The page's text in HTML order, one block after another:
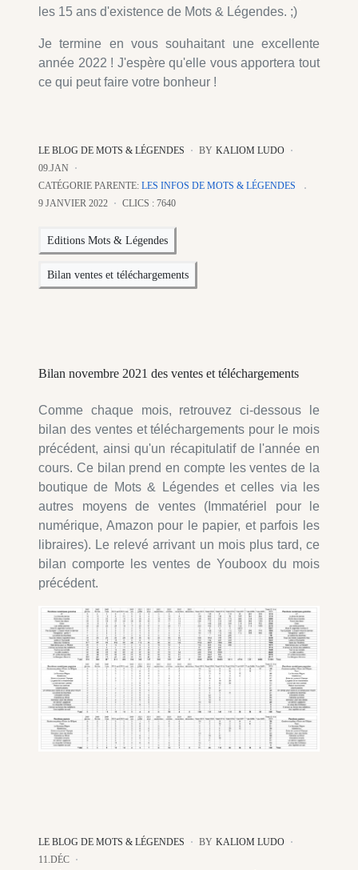
les 15 ans d'existence de Mots & Légendes. ;)
Je termine en vous souhaitant une excellente
année 2022 ! J'espère qu'elle vous apportera tout
ce qui peut faire votre bonheur !
LE BLOG DE MOTS & LÉGENDES BY KALIOM LUDO
09.JAN
CATÉGORIE PARENTE: LES INFOS DE MOTS & LÉGENDES
9 JANVIER 2022
CLICS : 7640
Editions Mots & Légendes
Bilan ventes et téléchargements
Bilan novembre 2021 des ventes et téléchargements
Comme chaque mois, retrouvez ci-dessous le
bilan des ventes et téléchargements pour le mois
précédent, ainsi qu'un récapitulatif de l'année en
cours. Ce bilan prend en compte les ventes de la
boutique de Mots & Légendes et celles via les
autres moyens de ventes (Immatériel pour le
numérique, Amazon pour le papier, et parfois les
libraires). Le relevé arrivant un mois plus tard, ce
bilan comporte les ventes de Youboox du mois
précédent.
LE BLOG DE MOTS & LÉGENDES BY KALIOM LUDO
11.DÉC